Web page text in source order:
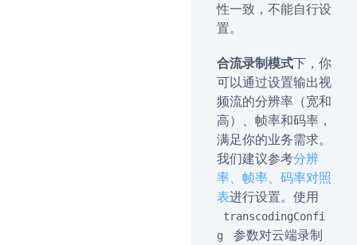
性一致，不能自行设
置。
合流录制模式下，你
可以通过设置输出视
频流的分辨率（宽和
高）、帧率和码率，
满足你的业务需求。
我们建议参考分辨
率、帧率、码率对照
表进行设置。使用
transcodingConfi
g
参数对云端录制